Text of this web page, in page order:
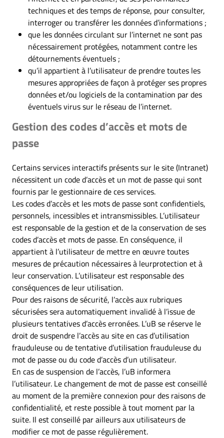
techniques et des temps de réponse, pour consulter,
interroger ou transférer les données d’informations ;
que les données circulant sur l’internet ne sont pas
nécessairement protégées, notamment contre les
détournements éventuels ;
qu’il appartient à l’utilisateur de prendre toutes les
mesures appropriées de façon à protéger ses propres
données et/ou logiciels de la contamination par des
éventuels virus sur le réseau de l’internet.
Gestion des codes d’accès et mots de
passe
Certains services interactifs présents sur le site (Intranet)
nécessitent un code d’accès et un mot de passe qui sont
fournis par le gestionnaire de ces services.
Les codes d’accès et les mots de passe sont confidentiels,
personnels, incessibles et intransmissibles. L’utilisateur
est responsable de la gestion et de la conservation de ses
codes d’accès et mots de passe. En conséquence, il
appartient à l’utilisateur de mettre en œuvre toutes
mesures de précaution nécessaires à leurprotection et à
leur conservation. L’utilisateur est responsable des
conséquences de leur utilisation.
Pour des raisons de sécurité, l’accès aux rubriques
sécurisées sera automatiquement invalidé à l’issue de
plusieurs tentatives d’accès erronées. L’uB se réserve le
droit de suspendre l’accès au site en cas d’utilisation
frauduleuse ou de tentative d’utilisation frauduleuse du
mot de passe ou du code d’accès d’un utilisateur.
En cas de suspension de l’accès, l’uB informera
l’utilisateur. Le changement de mot de passe est conseillé
au moment de la première connexion pour des raisons de
confidentialité, et reste possible à tout moment par la
suite. Il est conseillé par ailleurs aux utilisateurs de
modifier ce mot de passe régulièrement.